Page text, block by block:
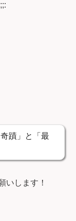
蹟」と「最
いします！